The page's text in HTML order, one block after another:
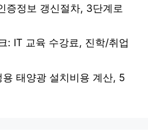
증정보 갱신절차, 3단계로
: IT 교육 수강료, 진학/취업
태양광 설치비용 계산, 5